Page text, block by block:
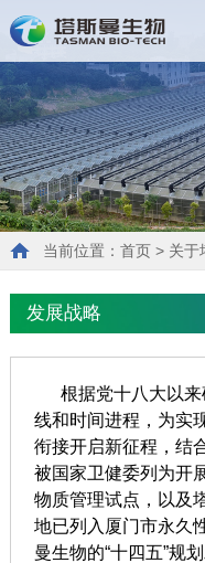
当前位置： 首页> 关于
发展战略
根据党十八大以来
线和时间进程，为实
衔接开启新征程， 结
被国家卫健委列为开
物质管理试点，以及
地已列入厦门市永久
曼生物的“十四五”规